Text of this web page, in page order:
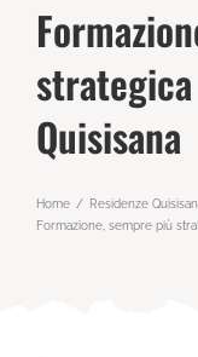
Quisisana
Home
Residenze
Formazione, sempre più